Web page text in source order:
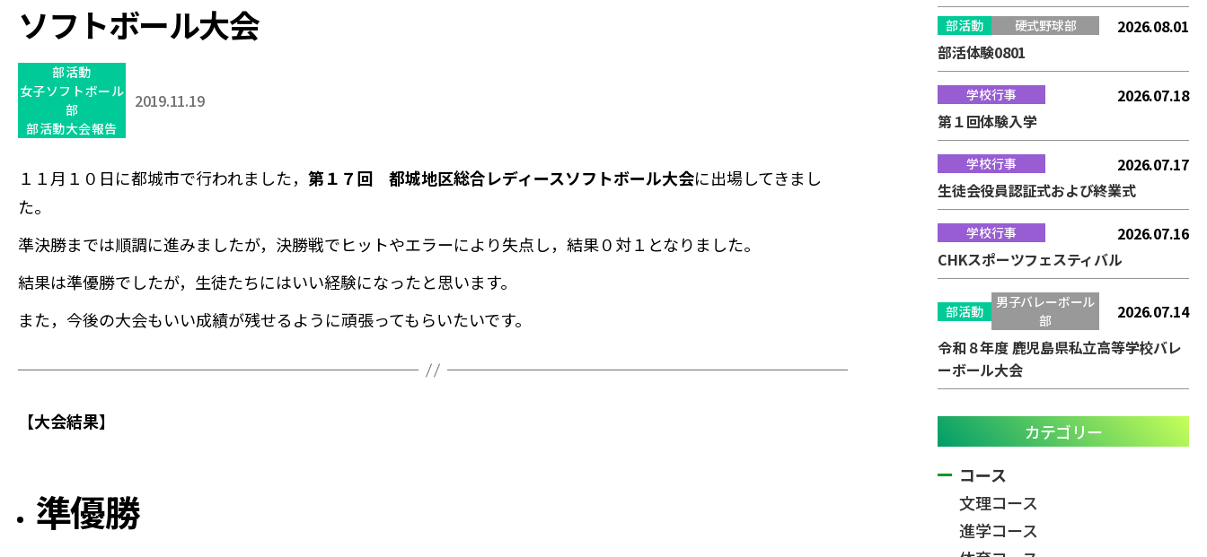
ソフトボール大会
部活動
女子ソフトボール
部
部活動大会報告
2019.11.19
１１月１０日に都城市で行われました， 第１７回 都城地区総合レディースソフトボール大会に出場してきまし
た。
準決勝までは順調に進みましたが，決勝戦でヒットやエラーにより失点し，結果０対１となりました。
結果は準優勝でしたが，生徒たちにはいい経験になったと思います。
また，今後の大会もいい成績が残せるように頑張ってもらいたいです。
【大会結果】
準優勝
部活動 硬式野球部
2026.08.01
部活体験0801
学校行事
2026.07.18
第１回体験入学
学校行事
2026.07.17
生徒会役員認証式および終業式
学校行事
2026.07.16
CHKスポーツフェスティバル
部活動
男子バレーボール
部
2026.07.14
令和８年度 鹿児島県私立高等学校バレ
ーボール大会
カテゴリー
コース
文理コース
進学コース